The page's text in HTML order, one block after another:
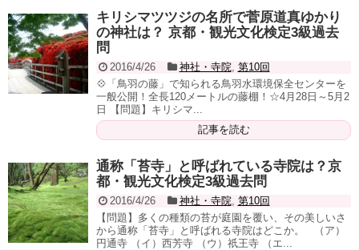
キリシマツツジの名所で菅原道真ゆかり
の神社は？ 京都・観光文化検定3級過去
問
2016/4/26 神社・寺院, 第10回
💠「鳥羽の藤」で知られる鳥羽水環境保全センターを
一般公開！全長120メートルの藤棚！☆4月28日～5月2
日 【問題】キリシマ...
記事を読む
通称「苔寺」と呼ばれている寺院は？京
都・観光文化検定3級過去問
2016/4/26 神社・寺院, 第10回
【問題】多くの種類の苔が庭園を覆い、その美しいさ
から通称「苔寺」と呼ばれる寺院はどこか。 （ア）
円通寺 （イ）西芳寺 （ウ）祇王寺 （エ...